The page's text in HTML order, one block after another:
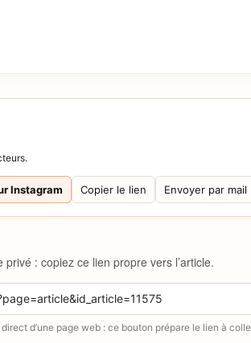
Instagram Copier le lien Envoyer par mail
: copiez ce lien propre vers l’article.
d’une page web : ce bouton prépare le lien à